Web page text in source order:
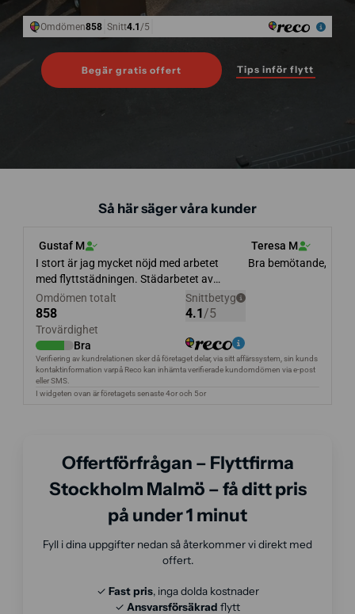
Begär gratis offert Tips inför flytt
Så här säger våra kunder
Offertförfrågan – Flyttfirma
Stockholm Malmö – få ditt pris
på under 1 minut
Fyll i dina uppgifter nedan så återkommer vi direkt med
offert.
✓ Fast pris, inga dolda kostnader
✓ Ansvarsförsäkrad flytt